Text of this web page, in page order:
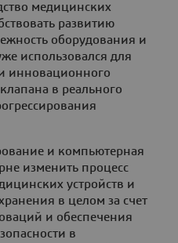
медицинских
развитию
оборудования и
использовался для
инновационного
в реального
и компьютерная
изменить процесс
устройств и
в целом за счет
и обеспечения
в